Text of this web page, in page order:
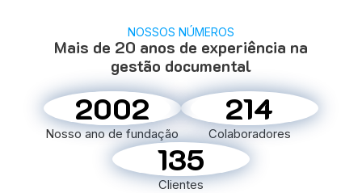
NOSSOS NÚMEROS
Mais de 20 anos de experiência na
gestão documental
2002
Nosso ano de fundação
214
Colaboradores
135
Clientes